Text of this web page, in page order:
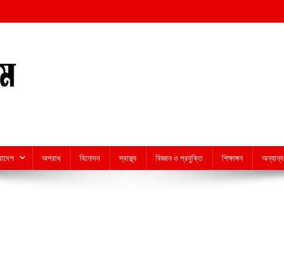
অপরাধ বিনোদন স্বাস্থ্য বিজ্ঞান ও প্রযুক্তি শিক্ষাঙ্গন অন্যান্য